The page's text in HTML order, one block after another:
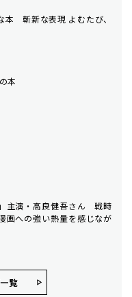
本 斬新な表現 よむたび、
本
主演・高良健吾さん 戦時
画への強い熱量を感じなが
覧